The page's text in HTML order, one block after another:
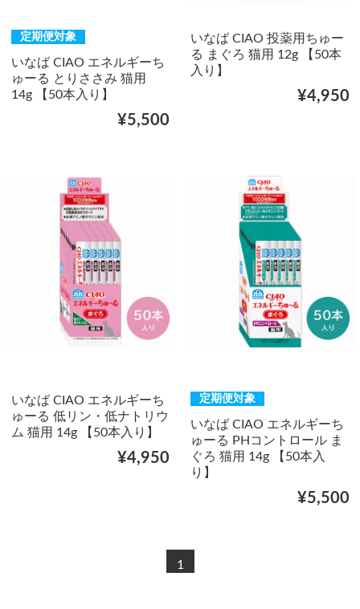
定期便対象
いなば CIAO エネルギーち
ゅーる とりささみ 猫用
14g 【50本入り】
¥5,500
いなば CIAO 投薬用ちゅー
る まぐろ 猫用 12g 【50本
入り】
¥4,950
いなば CIAO エネルギーち
ゅーる 低リン・低ナトリウ
ム 猫用 14g 【50本入り】
¥4,950
定期便対象
いなば CIAO エネルギーち
ゅーる PHコントロール ま
ぐろ 猫用 14g 【50本入
り】
¥5,500
1